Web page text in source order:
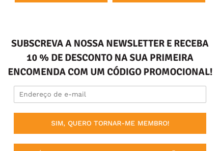
SUBSCREVA A NOSSA NEWSLETTER E RECEBA
10 % DE DESCONTO NA SUA PRIMEIRA
ENCOMENDA COM UM CÓDIGO PROMOCIONAL!
SIM, QUERO TORNAR-ME MEMBRO!